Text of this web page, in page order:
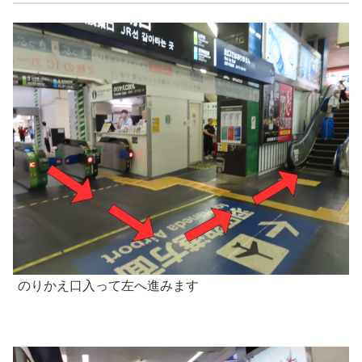
のりかえ口入って左へ進みます